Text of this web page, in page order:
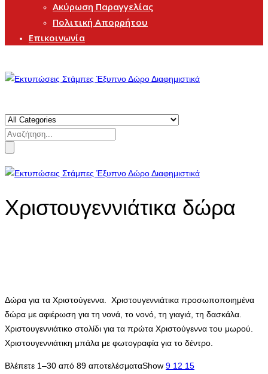
Ακύρωση Παραγγελίας
Πολιτική Απορρήτου
Επικοινωνία
Search
Χριστουγεννιάτικα δώρα
Δώρα για τα Χριστούγεννα. Χριστουγεννιάτικα προσωποποιημένα
δώρα με αφιέρωση για τη νονά, το νονό, τη γιαγιά, τη δασκάλα.
Χριστουγεννιάτικο στολίδι για τα πρώτα Χριστούγεννα του μωρού.
Χριστουγεννιάτικη μπάλα με φωτογραφία για το δέντρο.
Βλέπετε 1–30 από 89 αποτελέσματαSorted
Show 9 12 15